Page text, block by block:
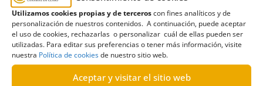
Utilizamos cookies propias y de terceroscon fines analíticos y de
personalización de nuestros contenidos. A continuación, puede aceptar
el uso de cookies, rechazarlas o personalizar cuál de ellas pueden ser
utilizadas. Para editar sus preferencias o tener más información, visite
nuestra Política de cookiesde nuestro sitio web.
Aceptar y visitar el sitio web